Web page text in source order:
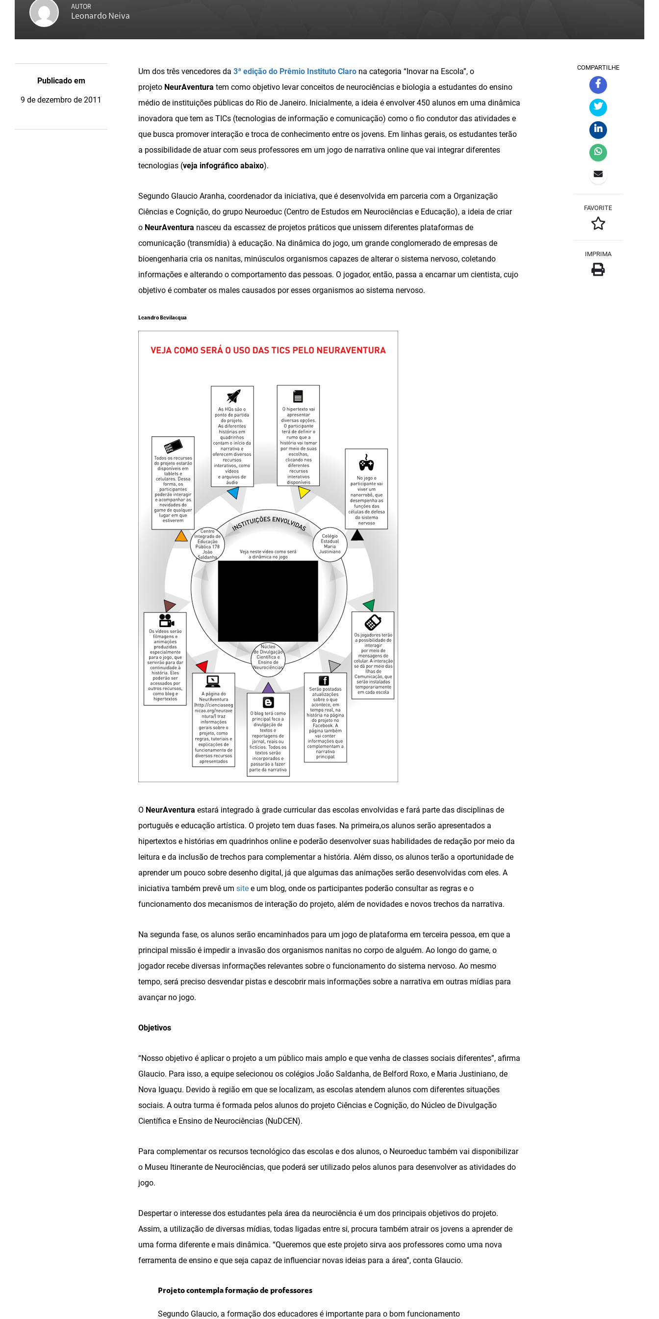
AUTOR
Leonardo Neiva
Publicado em
9 de dezembro de 2011
Um dos três vencedores da 3ª edição do Prêmio Instituto Claro na categoria “Inovar na Escola”, o
projeto NeurAventura tem como objetivo levar conceitos de neurociências e biologia a estudantes do ensino
médio de instituições públicas do Rio de Janeiro. Inicialmente, a ideia é envolver 450 alunos em uma dinâmica
inovadora que tem as TICs (tecnologias de informação e comunicação) como o fio condutor das atividades e
que busca promover interação e troca de conhecimento entre os jovens. Em linhas gerais, os estudantes terão
a possibilidade de atuar com seus professores em um jogo de narrativa online que vai integrar diferentes
tecnologias (veja infográfico abaixo).
Segundo Glaucio Aranha, coordenador da iniciativa, que é desenvolvida em parceria com a Organização
Ciências e Cognição, do grupo Neuroeduc (Centro de Estudos em Neurociências e Educação), a ideia de criar
o NeurAventura nasceu da escassez de projetos práticos que unissem diferentes plataformas de
comunicação (transmídia) à educação. Na dinâmica do jogo, um grande conglomerado de empresas de
bioengenharia cria os nanitas, minúsculos organismos capazes de alterar o sistema nervoso, coletando
informações e alterando o comportamento das pessoas. O jogador, então, passa a encarnar um cientista, cujo
objetivo é combater os males causados por esses organismos ao sistema nervoso.
Leandro Bevilacqua
O NeurAventura estará integrado à grade curricular das escolas envolvidas e fará parte das disciplinas de
português e educação artística. O projeto tem duas fases. Na primeira,os alunos serão apresentados a
hipertextos e histórias em quadrinhos online e poderão desenvolver suas habilidades de redação por meio da
leitura e da inclusão de trechos para complementar a história. Além disso, os alunos terão a oportunidade de
aprender um pouco sobre desenho digital, já que algumas das animações serão desenvolvidas com eles. A
iniciativa também prevê um site e um blog, onde os participantes poderão consultar as regras e o
funcionamento dos mecanismos de interação do projeto, além de novidades e novos trechos da narrativa.
Na segunda fase, os alunos serão encaminhados para um jogo de plataforma em terceira pessoa, em que a
principal missão é impedir a invasão dos organismos nanitas no corpo de alguém. Ao longo do game, o
jogador recebe diversas informações relevantes sobre o funcionamento do sistema nervoso. Ao mesmo
tempo, será preciso desvendar pistas e descobrir mais informações sobre a narrativa em outras mídias para
avançar no jogo.
Objetivos
“Nosso objetivo é aplicar o projeto a um público mais amplo e que venha de classes sociais diferentes”, afirma
Glaucio. Para isso, a equipe selecionou os colégios João Saldanha, de Belford Roxo, e Maria Justiniano, de
Nova Iguaçu. Devido à região em que se localizam, as escolas atendem alunos com diferentes situações
sociais. A outra turma é formada pelos alunos do projeto Ciências e Cognição, do Núcleo de Divulgação
Científica e Ensino de Neurociências (NuDCEN).
Para complementar os recursos tecnológico das escolas e dos alunos, o Neuroeduc também vai disponibilizar
o Museu Itinerante de Neurociências, que poderá ser utilizado pelos alunos para desenvolver as atividades do
jogo.
Despertar o interesse dos estudantes pela área da neurociência é um dos principais objetivos do projeto.
Assim, a utilização de diversas mídias, todas ligadas entre si, procura também atrair os jovens a aprender de
uma forma diferente e mais dinâmica. “Queremos que este projeto sirva aos professores como uma nova
ferramenta de ensino e que seja capaz de influenciar novas ideias para a área”, conta Glaucio.
Projeto contempla formação de professores
Segundo Glaucio, a formação dos educadores é importante para o bom funcionamento
COMPARTILHE
FAVORITE
IMPRIMA